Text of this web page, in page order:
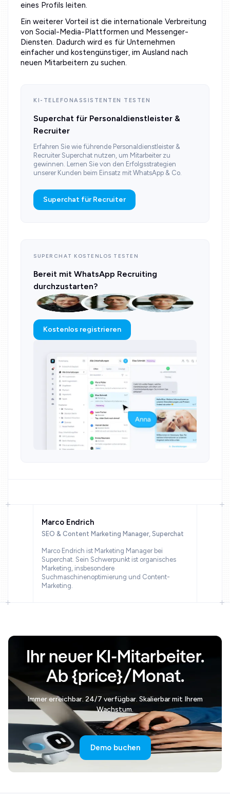
eines Profils leiten.
Ein weiterer Vorteil ist die internationale Verbreitung
von Social-Media-Plattformen und Messenger-
Diensten. Dadurch wird es für Unternehmen
einfacher und kostengünstiger, im Ausland nach
neuen Mitarbeitern zu suchen.
KI-TELEFONASSISTENTEN TESTEN
Superchat für Personaldienstleister &
Recruiter
Erfahren Sie wie führende Personaldienstleister &
Recruiter Superchat nutzen, um Mitarbeiter zu
gewinnen. Lernen Sie von den Erfolgsstrategien
unserer Kunden beim Einsatz mit WhatsApp & Co.
Superchat für Recruiter
SUPERCHAT KOSTENLOS TESTEN
Bereit mit WhatsApp Recruiting
durchzustarten?
Kostenlos registrieren
Marco Endrich
SEO & Content Marketing Manager, Superchat
Marco Endrich ist Marketing Manager bei
Superchat. Sein Schwerpunkt ist organisches
Marketing, insbesondere
Suchmaschinenoptimierung und Content-
Marketing.
Ihr neuer KI-Mitarbeiter.
Ab {price}/Monat.
Immer erreichbar. 24/7 verfügbar. Skalierbar mit Ihrem
Wachstum.
Demo buchen